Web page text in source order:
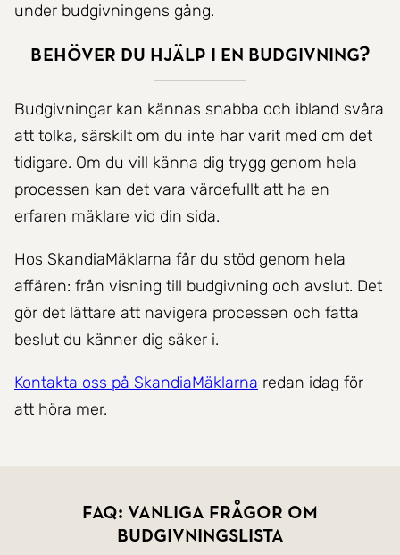
under budgivningens gång.
Behöver du hjälp i en budgivning?
Budgivningar kan kännas snabba och ibland svåra
att tolka, särskilt om du inte har varit med om det
tidigare. Om du vill känna dig trygg genom hela
processen kan det vara värdefullt att ha en
erfaren mäklare vid din sida.
Hos SkandiaMäklarna får du stöd genom hela
affären: från visning till budgivning och avslut. Det
gör det lättare att navigera processen och fatta
beslut du känner dig säker i.
Kontakta oss på SkandiaMäklarna redan idag för
att höra mer.
FAQ: vanliga frågor om
budgivningslista